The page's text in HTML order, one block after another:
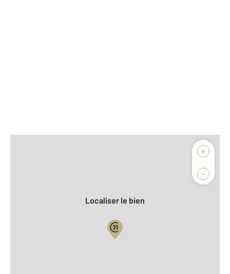
+
-
Biens vendus
Localiser le bien